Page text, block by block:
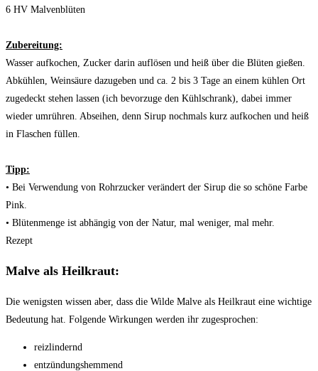
6 HV Malvenblüten
Zubereitung:
Wasser aufkochen, Zucker darin auflösen und heiß über die Blüten gießen.
Abkühlen, Weinsäure dazugeben und ca. 2 bis 3 Tage an einem kühlen Ort
zugedeckt stehen lassen (ich bevorzuge den Kühlschrank), dabei immer
wieder umrühren. Abseihen, denn Sirup nochmals kurz aufkochen und heiß
in Flaschen füllen.
Tipp:
• Bei Verwendung von Rohrzucker verändert der Sirup die so schöne Farbe
Pink.
• Blütenmenge ist abhängig von der Natur, mal weniger, mal mehr.
Rezept
Malve als Heilkraut:
Die wenigsten wissen aber, dass die Wilde Malve als Heilkraut eine wichtige
Bedeutung hat. Folgende Wirkungen werden ihr zugesprochen:
reizlindernd
entzündungshemmend